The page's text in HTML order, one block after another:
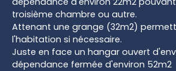
troisième chambre ou autre.
Attenant une grange (32m2)
l'habitation si nécessaire.
Juste en face un hangar ouvert
dépendance fermée d'environ 52m2